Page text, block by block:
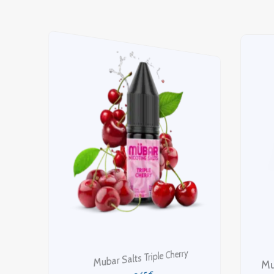
Mubar Salts Strawberry Energy Drink